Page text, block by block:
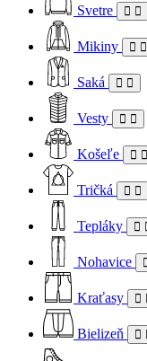
Svetre
Mikiny
Saká
Vesty
Košeľe
Tričká
Tepláky
Nohavice
Kraťasy
Bielizeň